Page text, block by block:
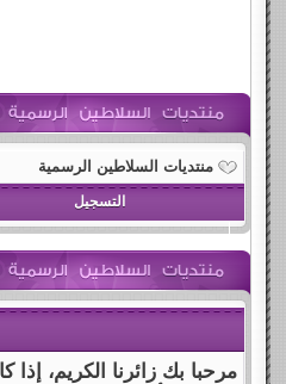
منتديات السلاطين الرسمية
التسجيل
مرحبا بك زائرنا الكريم،